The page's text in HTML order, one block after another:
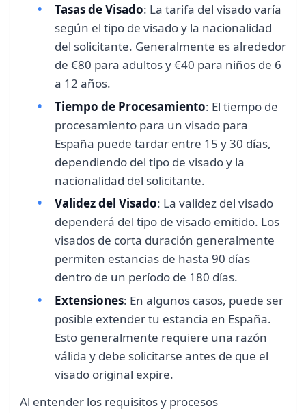
Tasas de Visado: La tarifa del visado varía
según el tipo de visado y la nacionalidad
del solicitante. Generalmente es alrededor
de €80 para adultos y €40 para niños de 6
a 12 años.
Tiempo de Procesamiento: El tiempo de
procesamiento para un visado para
España puede tardar entre 15 y 30 días,
dependiendo del tipo de visado y la
nacionalidad del solicitante.
Validez del Visado: La validez del visado
dependerá del tipo de visado emitido. Los
visados de corta duración generalmente
permiten estancias de hasta 90 días
dentro de un período de 180 días.
Extensiones: En algunos casos, puede ser
posible extender tu estancia en España.
Esto generalmente requiere una razón
válida y debe solicitarse antes de que el
visado original expire.
Al entender los requisitos y procesos